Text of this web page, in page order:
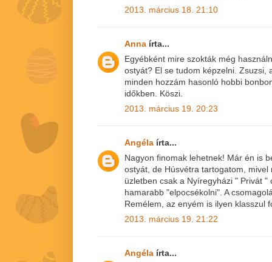
2013. március 18. 21:10
Anna írta...
Egyébként mire szokták még
ostyát? El se tudom képzelni. Zsuzsi,
minden hozzám hasonló hobbi
időkben. Köszi.
2013. március 19. 20:23
Angéla írta...
Nagyon finomak lehetnek! Már én is
ostyát, de Húsvétra tartogatom,
üzletben csak a Nyíregyházi " Privát
hamarabb "elpocsékolni". A
Remélem, az enyém is ilyen klasszul
2013. március 19. 21:22
Angéla írta...